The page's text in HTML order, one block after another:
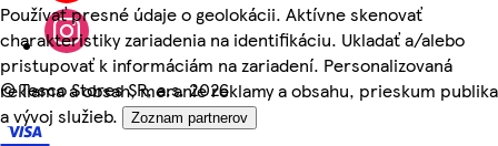
Používať presné údaje o geolokácii. Aktívne skenovať
charakteristiky zariadenia na identifikáciu. Ukladať a/alebo
pristupovať k informáciám na zariadení. Personalizovaná
reklama a obsah, meranie reklamy a obsahu, prieskum publika
a vývoj služieb.
Zoznam partnerov
©Tesco Stores SR, a.s. 2026